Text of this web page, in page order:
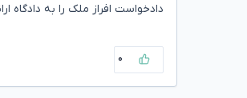
دادخواست افراز ملک را به دادگاه
۰